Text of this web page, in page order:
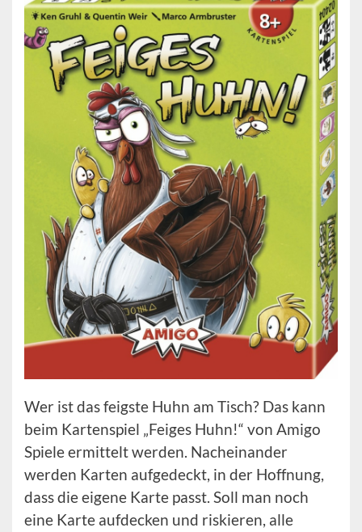
Wer ist das feigste Huhn am Tisch? Das kann
beim Kartenspiel „Feiges Huhn!“ von Amigo
Spiele ermittelt werden. Nacheinander
werden Karten aufgedeckt, in der Hoffnung,
dass die eigene Karte passt. Soll man noch
eine Karte aufdecken und riskieren, alle